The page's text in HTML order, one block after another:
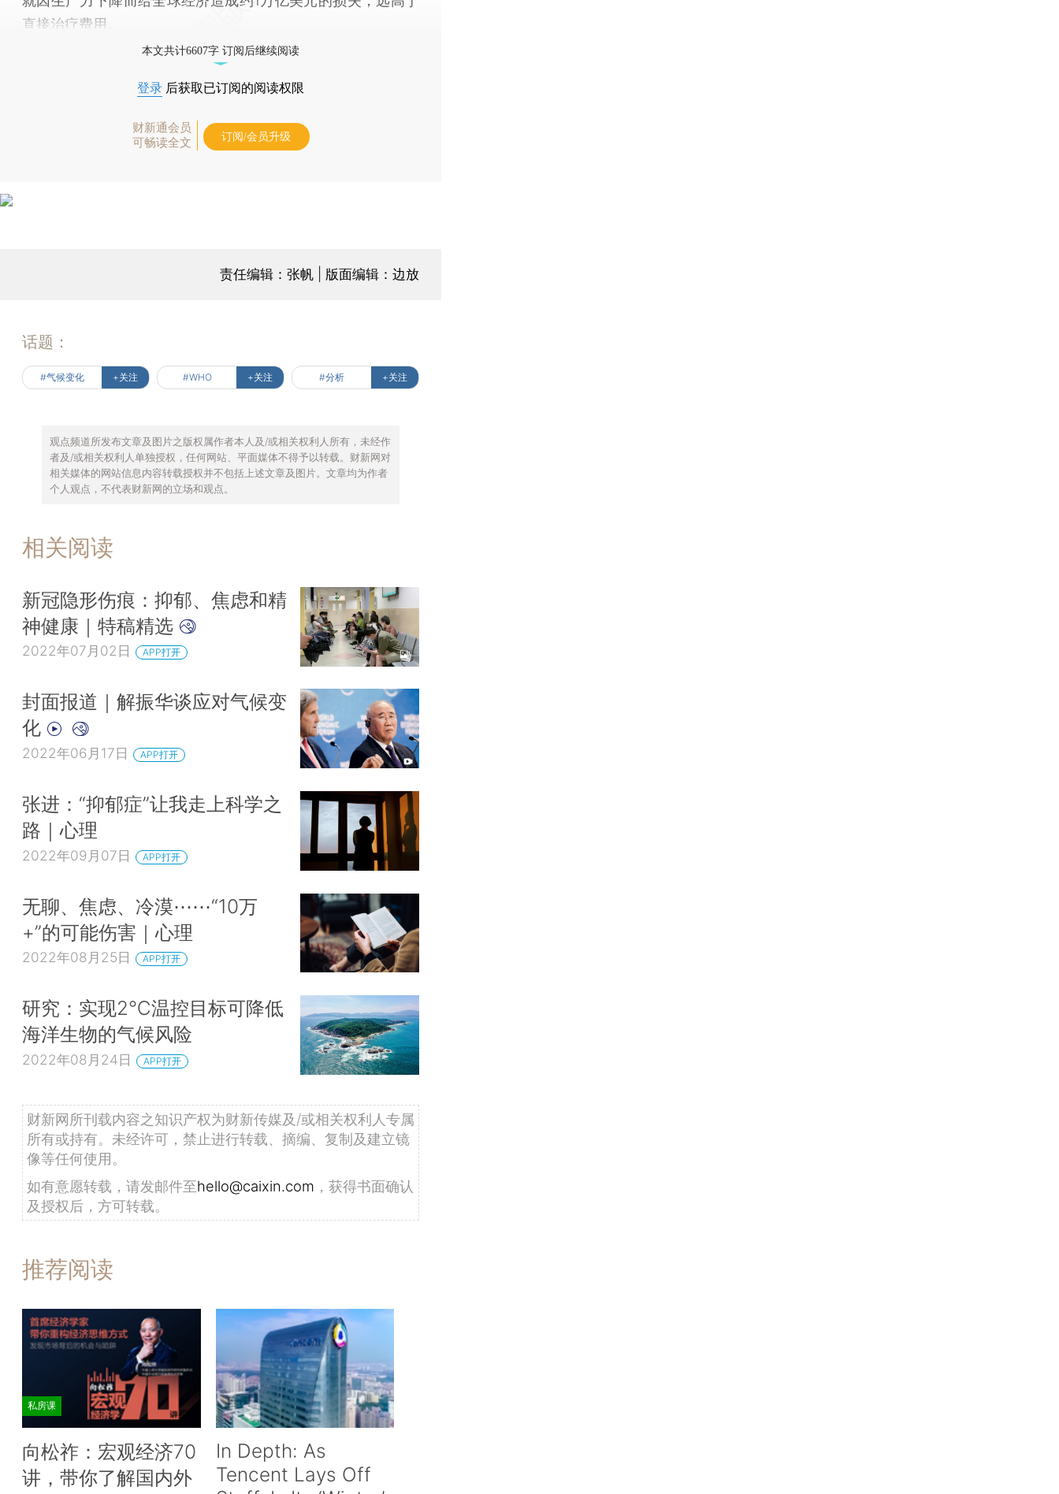
直接治疗费用。
本文共计6607字 订阅后继续阅读
登录 后获取已订阅的阅读权限
财新通会员
可畅读全文
订阅/会员升级
责任编辑：张帆 | 版面编辑：边放
话题：
#气候变化 +关注 #WHO +关注 #分析 +关注
观点频道所发布文章及图片之版权属作者本人及/或相关权利人所有，未经作
者及/或相关权利人单独授权，任何网站、平面媒体不得予以转载。财新网对
相关媒体的网站信息内容转载授权并不包括上述文章及图片。文章均为作者
个人观点，不代表财新网的立场和观点。
相关阅读
新冠隐形伤痕：抑郁、焦虑和精
神健康｜特稿精选
2022年07月02日 APP打开
封面报道｜解振华谈应对气候变
化
2022年06月17日 APP打开
张进：“抑郁症”让我走上科学之
路｜心理
2022年09月07日 APP打开
无聊、焦虑、冷漠⋯⋯“10万
+”的可能伤害｜心理
2022年08月25日 APP打开
研究：实现2℃温控目标可降低
海洋生物的气候风险
2022年08月24日 APP打开
财新网所刊载内容之知识产权为财新传媒及/或相关权利人专属
所有或持有。未经许可，禁止进行转载、摘编、复制及建立镜
像等任何使用。
如有意愿转载，请发邮件至hello@caixin.com ，获得书面确认
及授权后，方可转载。
推荐阅读
私房课
向松祚：宏观经济70
讲，带你了解国内外
In Depth: As
Tencent Lays Off